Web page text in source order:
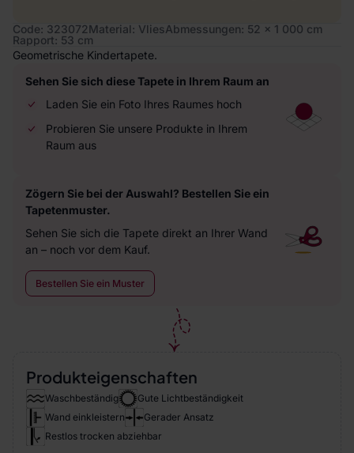
Code: 323072Material: VliesAbmessungen: 52 x 1 000 cm
Rapport: 53 cm
Geometrische Kindertapete.
Sehen Sie sich diese Tapete in Ihrem Raum an
Laden Sie ein Foto Ihres Raumes hoch
Probieren Sie unsere Produkte in Ihrem
Raum aus
Zögern Sie bei der Auswahl? Bestellen Sie ein
Tapetenmuster.
Sehen Sie sich die Tapete direkt an Ihrer Wand
an – noch vor dem Kauf.
Bestellen Sie ein Muster
Produkteigenschaften
Waschbeständig
Gute Lichtbeständigkeit
Wand einkleistern
Gerader Ansatz
Restlos trocken abziehbar